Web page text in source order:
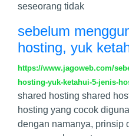
seseorang tidak
sebelum
hosting, yuk
https://www.jagoweb.com/
hosting-yuk-ketahui-5-jenis-
shared hosting shared
hosting yang cocok
dengan namanya, prinsip